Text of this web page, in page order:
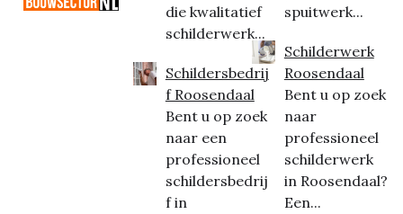
die kwalitatief
schilderwerk...
Schildersbedrij
f Roosendaal
Bent u op zoek
naar een
professioneel
schildersbedrij
f in
spuitwerk...
Schilderwerk
Roosendaal
Bent u op zoek
naar
professioneel
schilderwerk
in Roosendaal?
Een...